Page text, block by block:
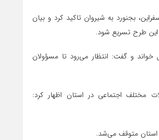
بجنورد به شیروان تاکید کرد و بیان
این طرح تسریع شود.
و گفت: انتظار می‌رود تا مسؤولان
اجتماعی در استان اظهار کرد:
استان متوقف می‌شد.